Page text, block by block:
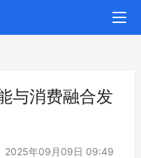
与消费融合发
2025年09月09日 09:49